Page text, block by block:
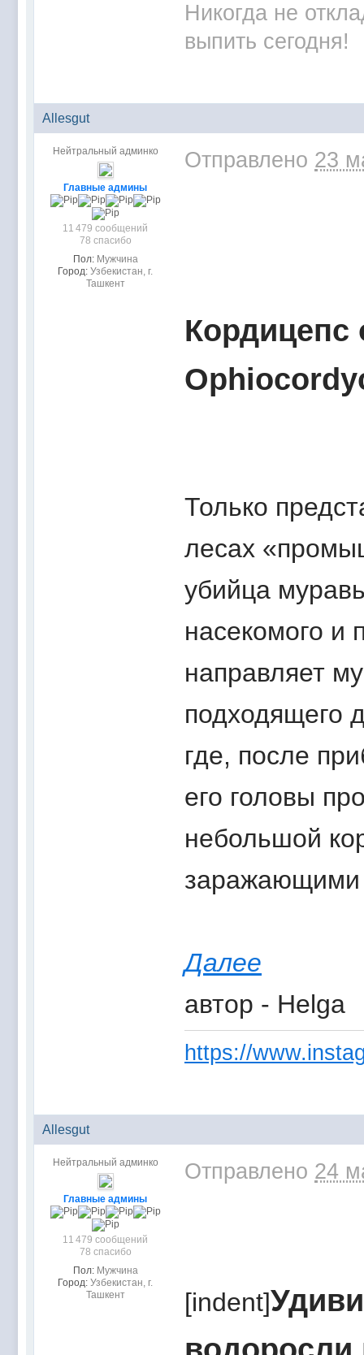
Никогда не
выпить сегодня!
Allesgut
Нейтральный админко
Главные админы
11 479 сообщений
78 спасибо
Пол: Мужчина
Город: Узбекистан, г.
Ташкент
Отправлено 23
Кордицепс
Только
лесах
убийца
насекомого и
направляет
подходящего
где, после
его головы
небольшой
заражающими
Далее
автор - Helga
https://
Allesgut
Нейтральный админко
Главные админы
11 479 сообщений
78 спасибо
Пол: Мужчина
Город: Узбекистан, г.
Ташкент
Отправлено 24
[indent]